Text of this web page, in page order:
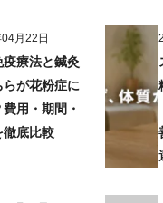
月22日
疫療法と鍼灸
らが花粉症に
用・期間・
徹底比較